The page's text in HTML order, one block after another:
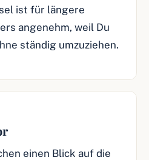
ist für längere
angenehm, weil Du
ständig umzuziehen.
einen Blick auf die